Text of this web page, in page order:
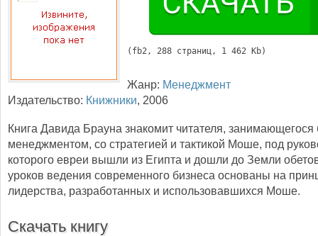
( fb2, 288 страниц, 1 462 Kb)
Жанр: Менеджмент
Издательство: Книжники, 2006
Книга Давида Брауна знакомит читателя, занимающегося
менеджментом, со стратегией и тактикой Моше, под
которого евреи вышли из Египта и дошли до Земли
уроков ведения современного бизнеса основаны на
лидерства, разработанных и использовавшихся Моше.
Скачать книгу